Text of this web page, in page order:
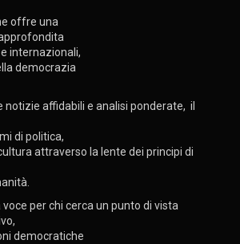
offre una
internazionali,
democrazia
notizie affidabili e analisi ponderate, il
di politica,
attraverso la lente dei principi di
voce per chi cerca un punto di vista
democratiche